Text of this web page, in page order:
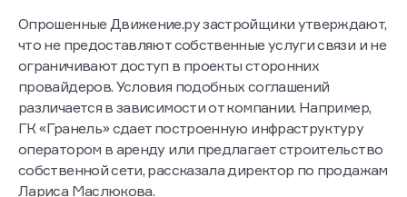
Опрошенные Движение.ру застройщики утверждают,
что не предоставляют собственные услуги связи и не
ограничивают доступ в проекты сторонних
провайдеров. Условия подобных соглашений
различается в зависимости от компании. Например,
ГК «Гранель» сдает построенную инфраструктуру
оператором в аренду или предлагает строительство
собственной сети, рассказала директор по продажам